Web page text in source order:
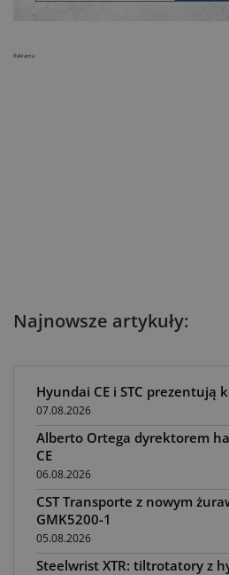
Najnowsze artykuły:
Hyundai CE i STC prezentują
07.08.2026
Alberto Ortega dyrektorem
CE
06.08.2026
CST Transporte z nowym
GMK5200-1
05.08.2026
Steelwrist XTR: tiltrotatory z
Reklama